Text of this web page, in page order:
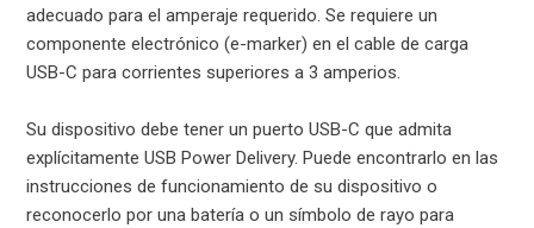
adecuado para el amperaje requerido. Se requiere un
componente electrónico (e-marker) en el cable de carga
USB-C para corrientes superiores a 3 amperios.
Su dispositivo debe tener un puerto USB-C que admita
explícitamente USB Power Delivery. Puede encontrarlo en las
instrucciones de funcionamiento de su dispositivo o
reconocerlo por una batería o un símbolo de rayo para